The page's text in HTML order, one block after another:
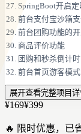
SpringBoot开启
前台支付宝沙箱
前台团购功能的
商品评价功能
团购和秒杀倒计时
前台首页游客模式
展开查看完整项目
¥169¥399
🔥 限时优惠，已